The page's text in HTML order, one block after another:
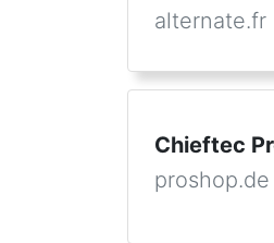
alternate.fr
Chieftec
proshop.de